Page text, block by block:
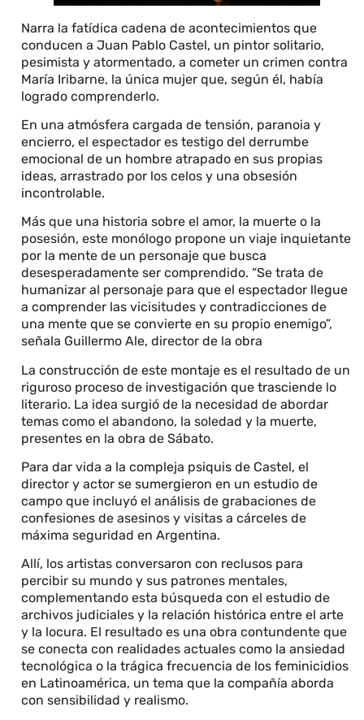
Narra la fatídica cadena de acontecimientos que
conducen a Juan Pablo Castel, un pintor solitario,
pesimista y atormentado, a cometer un crimen contra
María Iribarne, la única mujer que, según él, había
logrado comprenderlo.
En una atmósfera cargada de tensión, paranoia y
encierro, el espectador es testigo del derrumbe
emocional de un hombre atrapado en sus propias
ideas, arrastrado por los celos y una obsesión
incontrolable.
Más que una historia sobre el amor, la muerte o la
posesión, este monólogo propone un viaje inquietante
por la mente de un personaje que busca
desesperadamente ser comprendido. “Se trata de
humanizar al personaje para que el espectador llegue
a comprender las vicisitudes y contradicciones de
una mente que se convierte en su propio enemigo”,
señala Guillermo Ale, director de la obra
La construcción de este montaje es el resultado de un
riguroso proceso de investigación que trasciende lo
literario. La idea surgió de la necesidad de abordar
temas como el abandono, la soledad y la muerte,
presentes en la obra de Sábato.
Para dar vida a la compleja psiquis de Castel, el
director y actor se sumergieron en un estudio de
campo que incluyó el análisis de grabaciones de
confesiones de asesinos y visitas a cárceles de
máxima seguridad en Argentina.
Allí, los artistas conversaron con reclusos para
percibir su mundo y sus patrones mentales,
complementando esta búsqueda con el estudio de
archivos judiciales y la relación histórica entre el arte
y la locura. El resultado es una obra contundente que
se conecta con realidades actuales como la ansiedad
tecnológica o la trágica frecuencia de los feminicidios
en Latinoamérica, un tema que la compañía aborda
con sensibilidad y realismo.